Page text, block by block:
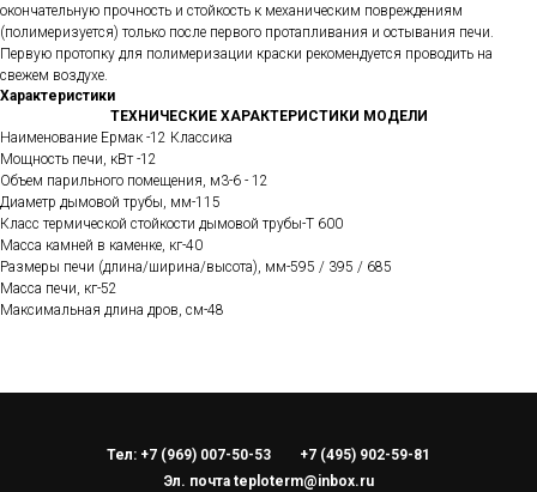
окончательную прочность и стойкость к механическим повреждениям
(полимеризуется) только после первого протапливания и остывания печи.
Первую протопку для полимеризации краски рекомендуется проводить на
свежем воздухе.
Характеристики
ТЕХНИЧЕСКИЕ ХАРАКТЕРИСТИКИ МОДЕЛИ
Наименование Ермак -12 Классика
Мощность печи, кВт -12
Объем парильного помещения, м3-6 - 12
Диаметр дымовой трубы, мм-115
Класс термической стойкости дымовой трубы-Т 600
Масса камней в каменке, кг-40
Размеры печи (длина/ширина/высота), мм-595 / 395 / 685
Масса печи, кг-52
Максимальная длина дров, см-48
Тел: +7 (969) 007-50-53
+7 (495) 902-59-81
Эл. почта teploterm@inbox.ru